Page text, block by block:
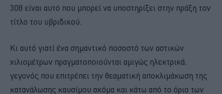
308 είναι αυτό που μπορεί να υποστηρίξει στην πράξη τον
τίτλο του υβριδικού.
Κι αυτό γιατί ένα σημαντικό ποσοστό των αστικών
χιλιομέτρων πραγματοποιούνται αμιγώς ηλεκτρικά,
γεγονός που επιτρέπει την θεαματική αποκλιμάκωση της
κατανάλωσης καυσίμου ακόμα και κάτω από το όριο των